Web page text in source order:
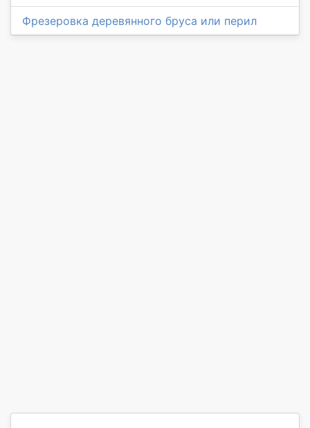
Фрезеровка деревянного бруса или перил